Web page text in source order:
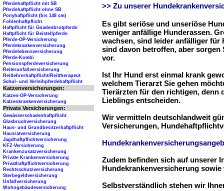
>> Zu unserer
Es gibt seriöse und unseriöse
weniger anfällige Hunderassen.
wachsen, sind leider anfälliger für
sind davon betroffen, aber sorgen
vor.
Ist Ihr Hund erst einmal krank
welchem Tierarzt Sie gehen
Tierärzten für den richtigen, denn
Lieblings entscheiden.
Wir vermitteln deutschlandweit
Versicherungen,
Zudem befinden sich auf unserer
Hundekrankenversicherung
Selbstverständlich stehen wir
Pferdehaftpflicht mit SB
Pferdehaftpflicht ohne SB
Ponyhaftpflicht (bis 148 cm)
Fohlenhaftpflicht
Haftpflicht für Gnadenbrotpferde
Haftpflicht für Beistellpferde
Pferde-OP-Versicherung
Pferdekrankenversicherung
Pferdelebensversicherung
Pferde-Kombi
Pensionspferdeversicherung
Reiterunfallversicherung
Reitlehrerhaftpflicht/Reittherapeut
Schul- und Verleihpferdehaftpflicht
Katzenversicherungen:
Katzen-OP-Versicherung
Katzenkrankenversicherung
Private Versicherungen:
Gewässerschadenhaftpflicht
Glasbruchversicherung
Haus- und Grundbesitzerhaftpflicht
Hausratversicherung
Jagdhaftpflichtversicherung
KFZ-Versicherung
Krankenzusatzversicherung
Private Krankenversicherung
Privathaftpflichtversicherung
Rechtsschutzversicherung
Sterbegeldversicherung
Unfallversicherung
Wohngebäudeversicherung